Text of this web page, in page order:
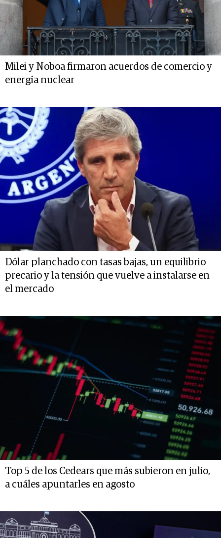
Milei y Noboa firmaron acuerdos de comercio y
energía nuclear
Dólar planchado con tasas bajas, un equilibrio
precario y la tensión que vuelve a instalarse en
el mercado
Top 5 de los Cedears que más subieron en julio,
a cuáles apuntarles en agosto